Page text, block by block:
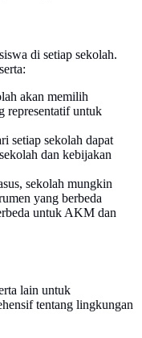
di setiap sekolah.
akan memilih
representatif untuk
setiap sekolah dapat
dan kebijakan
sekolah mungkin
yang berbeda
untuk AKM dan
lain untuk
tentang lingkungan